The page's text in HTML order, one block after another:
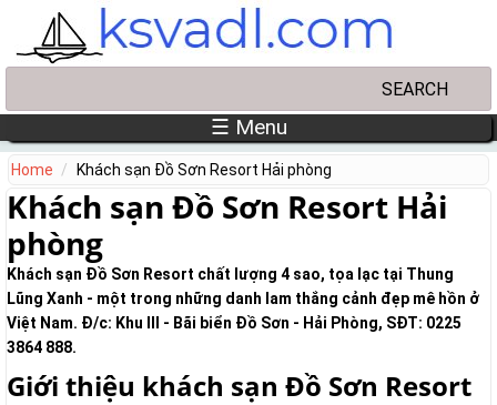
Skip to main content
☰ Menu
Home Khách sạn Đồ Sơn Resort Hải phòng
Khách sạn Đồ Sơn Resort Hải
phòng
Khách sạn Đồ Sơn Resort chất lượng 4 sao, tọa lạc tại Thung
Lũng Xanh - một trong những danh lam thắng cảnh đẹp mê hồn ở
Việt Nam. Đ/c: Khu III - Bãi biển Đồ Sơn - Hải Phòng, SĐT: 0225
3864 888.
Giới thiệu khách sạn Đồ Sơn Resort